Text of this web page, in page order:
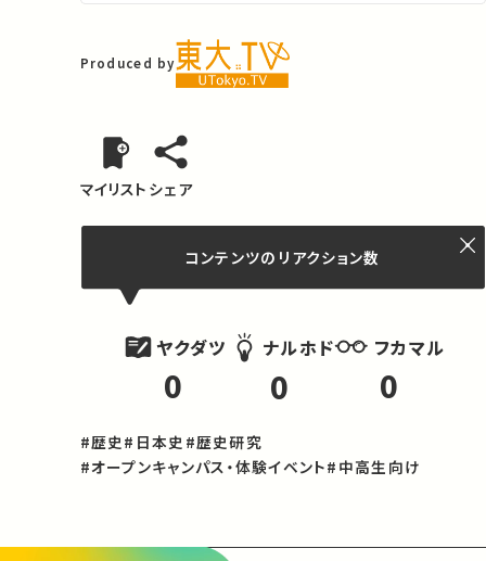
Produced by
マイリスト シェア
コンテンツの リアクション数
ヤクダツ
0
ナルホド
0
フカマル
0
#歴史 #日本史 #歴史研究
#オープンキャンパス・体験イベント#中高生向け